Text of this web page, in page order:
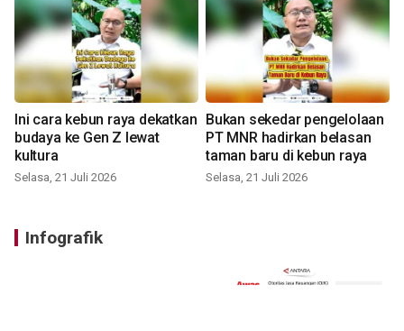
Ini cara kebun raya dekatkan
budaya ke Gen Z lewat
kultura
Selasa, 21 Juli 2026
Bukan sekedar pengelolaan
PT MNR hadirkan belasan
taman baru di kebun raya
Selasa, 21 Juli 2026
Infografik